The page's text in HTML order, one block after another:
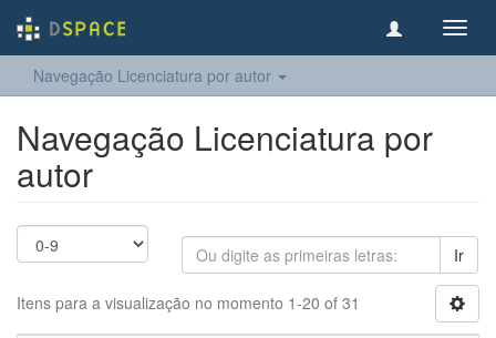
Navegação Licenciatura por autor
Navegação Licenciatura por
autor
Ir
Itens para a visualização no momento 1-20 of 31